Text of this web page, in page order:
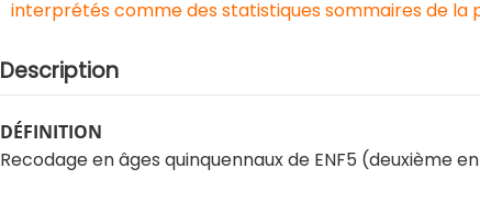
interprétés comme des statistiques sommaires de la
Description
DÉFINITION
Recodage en âges quinquennaux de ENF5 (deuxième